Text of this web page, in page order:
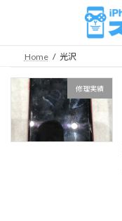
Home 光沢
修理実績